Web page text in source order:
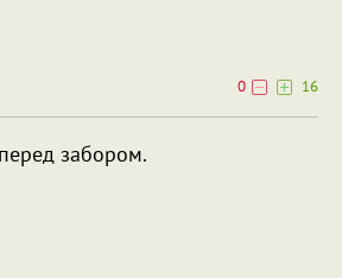
0
16
забором.